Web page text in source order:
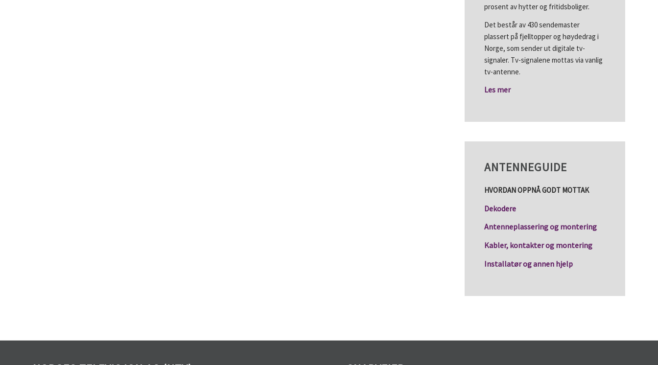
prosent av hytter og fritidsboliger.
Det består av 430 sendemaster
plassert på fjelltopper og høydedrag i
Norge, som sender ut digitale tv-
signaler. Tv-signalene mottas via vanlig
tv-antenne.
Les mer
ANTENNEGUIDE
HVORDAN OPPNÅ GODT MOTTAK
Dekodere
Antenneplassering og montering
Kabler, kontakter og montering
Installatør og annen hjelp